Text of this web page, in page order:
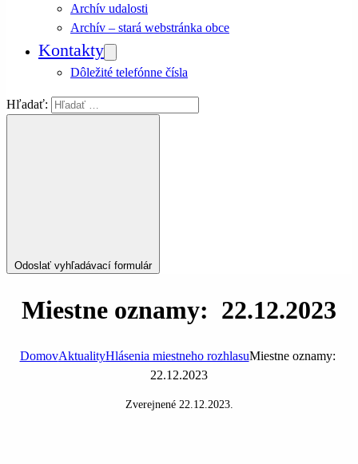
Archív udalosti
Archív – stará webstránka obce
Kontakty
Dôležité telefónne čísla
Hľadať:
Odoslať vyhľadávací formulár
Miestne oznamy: 22.12.2023
DomovAktualityHlásenia miestneho rozhlasuMiestne oznamy:
22.12.2023
Zverejnené 22.12.2023.